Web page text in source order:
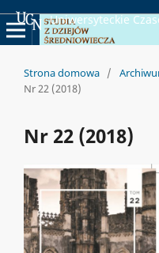
Uniwersyteckie
Strona domowa /
Nr 22 (2018)
Nr 22 (2018)